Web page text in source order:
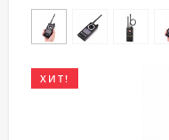
ХИТ!